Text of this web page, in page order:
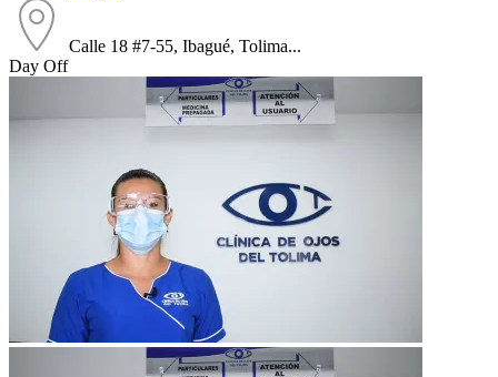
Calle 18 #7-55, Ibagué, Tolima...
Day Off